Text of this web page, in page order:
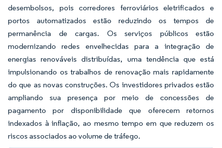
desembolsos, pois corredores ferroviários eletrificados e
portos automatizados estão reduzindo os tempos de
permanência de cargas. Os serviços públicos estão
modernizando redes envelhecidas para a integração de
energias renováveis distribuídas, uma tendência que está
impulsionando os trabalhos de renovação mais rapidamente
do que as novas construções. Os investidores privados estão
ampliando sua presença por meio de concessões de
pagamento por disponibilidade que oferecem retornos
indexados à inflação, ao mesmo tempo em que reduzem os
riscos associados ao volume de tráfego.